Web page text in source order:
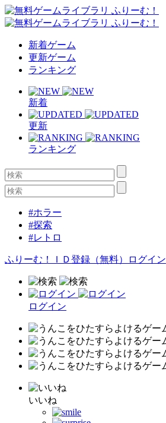
新着ゲーム
更新ゲーム
ランキング
新着
更新
ランキング
#ホラー
#探索
#レトロ
ふりーむ！ＩＤ登録（無料） ログイン
ログイン
いいね